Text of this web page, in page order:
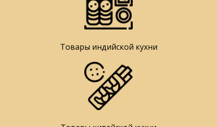
Товары индийской кухни